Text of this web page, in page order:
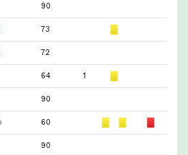
90
73
72
64 1
90
60
90